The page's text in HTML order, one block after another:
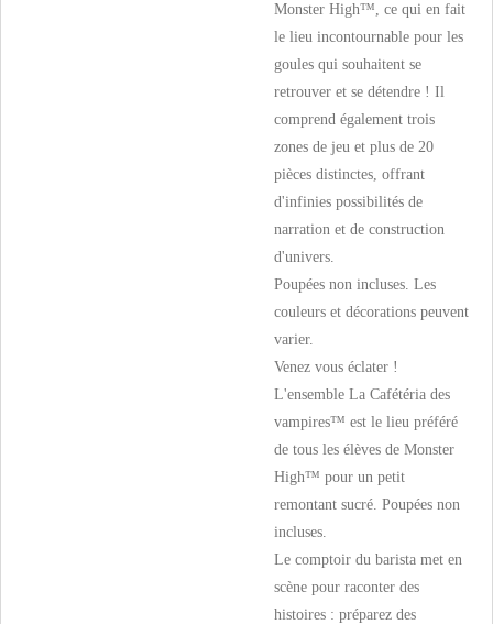
Monster High™, ce qui en fait
le lieu incontournable pour les
goules qui souhaitent se
retrouver et se détendre ! Il
comprend également trois
zones de jeu et plus de 20
pièces distinctes, offrant
d'infinies possibilités de
narration et de construction
d'univers.
Poupées non incluses. Les
couleurs et décorations peuvent
varier.
Venez vous éclater !
L'ensemble La Cafétéria des
vampires™ est le lieu préféré
de tous les élèves de Monster
High™ pour un petit
remontant sucré. Poupées non
incluses.
Le comptoir du barista met en
scène pour raconter des
histoires : préparez des